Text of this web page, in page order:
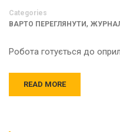
Categories
ВАРТО ПЕРЕГЛЯНУТИ,
Робота готується до
READ MORE